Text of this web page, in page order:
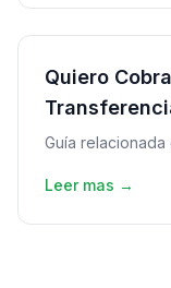
Quiero
Guía relacionada
Leer mas →